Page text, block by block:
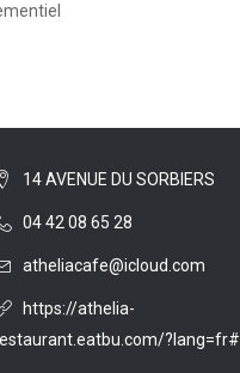
14 AVENUE DU SORBIERS
04 42 08 65 28
atheliacafe@icloud.com
https://athelia-
?lang=fr#